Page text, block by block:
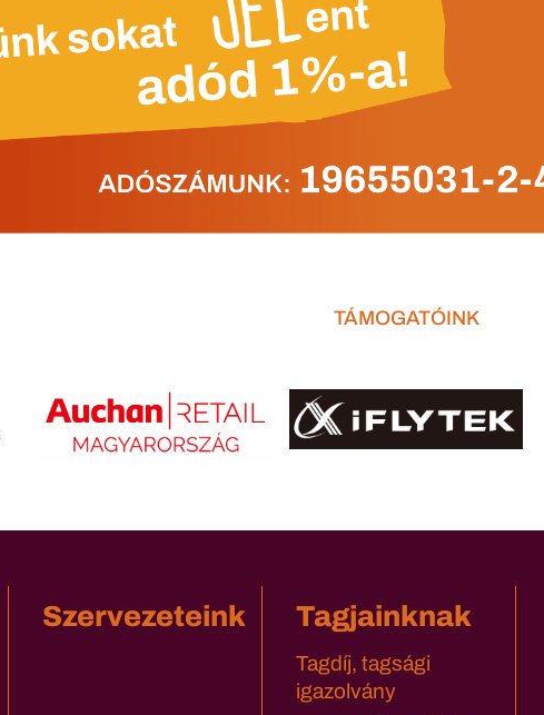
TÁMOGATÓINK
Szervezeteink Tagjainknak
Tagdíj, tagsági
igazolvány